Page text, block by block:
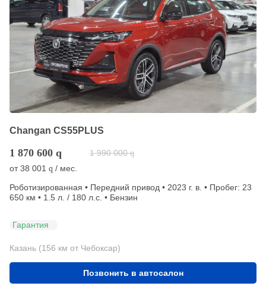
Changan CS55PLUS
1 870 600 q 1 990 000 q
от38 001 q / мес.
Роботизированная • Передний привод • 2023 г. в. • Пробег: 23
650 км • 1.5 л. / 180 л.с. • Бензин
Гарантия
Казань (156 км от Чебоксар)
Позвонить в автосалон